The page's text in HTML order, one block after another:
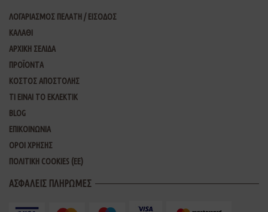
ΛΟΓΑΡΙΑΣΜΟΣ ΠΕΛΑΤΗ / ΕΙΣΟΔΟΣ
ΚΑΛΑΘΙ
ΑΡΧΙΚΗ ΣΕΛΙΔΑ
ΠΡΟΪΟΝΤΑ
ΚΟΣΤΟΣ ΑΠΟΣΤΟΛΗΣ
ΤΙ ΕΙΝΑΙ ΤΟ ΕΚΛΕΚΤΙΚ
BLOG
ΕΠΙΚΟΙΝΩΝΙΑ
ΟΡΟΙ ΧΡΗΣΗΣ
ΠΟΛΙΤΙΚΗ COOKIES (ΕΕ)
ΑΣΦΑΛΕΙΣ ΠΛΗΡΩΜΕΣ